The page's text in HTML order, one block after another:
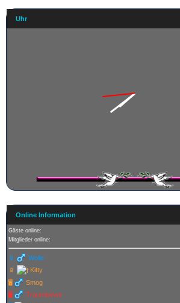
Uhr
Online Information
Gäste online:
Mitglieder online:
📱
Wolle
📱
Kitty
🖥️
Smog
🖥️
Traumloewe